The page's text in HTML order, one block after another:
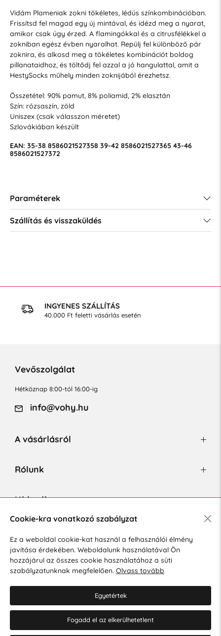
Vidám Plameniak zokni tökéletes, lédús színkombinációban.
Frissítsd fel magad egy új mintával, és idézd meg a nyarat,
amikor csak úgy érzed. A flamingókkal és a citrusfélékkel a
zokniban egész évben nyaralhat. Repülj fel különböző pár
zoknira, és alkosd meg a tökéletes kombinációt boldog
pillanataidhoz, és töltődj fel azzal a jó hangulattal, amit a
HestySocks műhely minden zoknijából érezhetsz.
Összetétel: 90% pamut, 8% poliamid, 2% elasztán
Szín: rózsaszín, zöld
Uniszex (csak válasszon méretet)
Szlovákiában készült
EAN: 35-38 8586021527358 39-42 8586021527365 43-46
8586021527372
Paraméterek
Szállítás és visszaküldés
INGYENES SZÁLLÍTÁS
40.000 Ft feletti vásárlás esetén
Vevőszolgálat
Hétköznap 8:00-tól 16:00-ig
info@vohy.hu
A vásárlásról
Rólunk
Hírlevél
Hozzájárulok a személyes adatok marketing célú kezeléséhez.
Személyes adatok védelmére vonatkozó szabályzat.
Cookie-kra vonatkozó szabályzat
Ez a weboldal cookie-kat használ a felhasználói élmény
javítása érdekében. Weboldalunk használatával Ön
hozzájárul az összes cookie használatához a süti
szabályzatunknak megfelelően. Olvass tovább
Egyetértek
Fogadd el az elkerülhetetlent